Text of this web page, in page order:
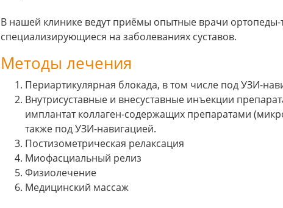
В нашей клинике ведут приёмы опытные врачи ортопеды-
специализирующиеся на заболеваниях суставов.
Методы лечения
Периартикулярная блокада, в том числе под УЗИ-
Внутрисуставные и внесуставные инъекции
имплантат коллаген-содержащих препаратами
также под УЗИ-навигацией.
Постизометрическая релаксация
Миофасциальный релиз
Физиолечение
Медицинский массаж